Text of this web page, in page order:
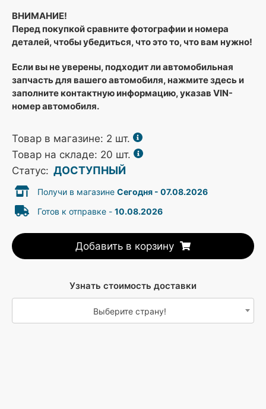
ВНИМАНИЕ!
Перед покупкой сравните фотографии и номера
деталей, чтобы убедиться, что это то, что вам нужно!
Если вы не уверены, подходит ли автомобильная
запчасть для вашего автомобиля, нажмите здесь и
заполните контактную информацию, указав VIN-
номер автомобиля.
Товар в магазине: 2 шт.
Товар на складе: 20 шт.
Статус: ДОСТУПНЫЙ
Получи в магазине Сегодня - 07.08.2026
Готов к отправке - 10.08.2026
Добавить в корзину
Узнать стоимость доставки
Выберите страну!